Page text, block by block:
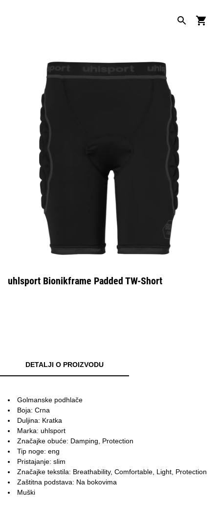
uhlsport Bionikframe Padded TW-Short
DETALJI O PROIZVODU
Golmanske podhlače
Boja: Crna
Duljina: Kratka
Marka: uhlsport
Značajke obuće: Damping, Protection
Tip noge: eng
Pristajanje: slim
Značajke tekstila: Breathability, Comfortable, Light, Protection
Zaštitna podstava: Na bokovima
Muški